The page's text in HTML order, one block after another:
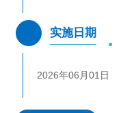
实施日期
2026年06月01日